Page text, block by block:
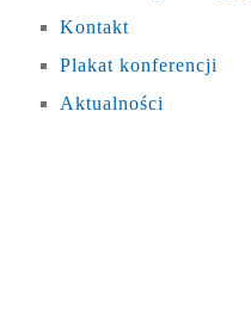
Kontakt
Plakat konferencji
Aktualności